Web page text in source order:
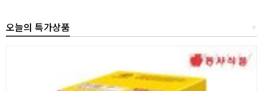
+
오늘의 특가상품